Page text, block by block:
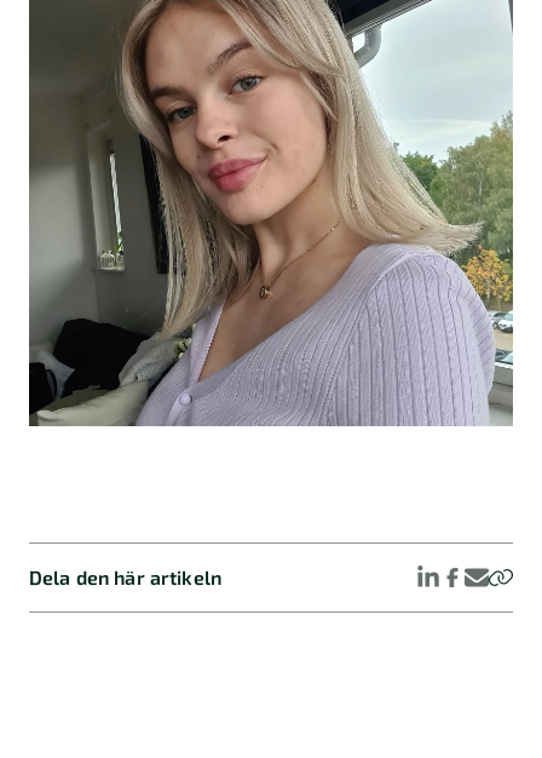
Dela den här artikeln